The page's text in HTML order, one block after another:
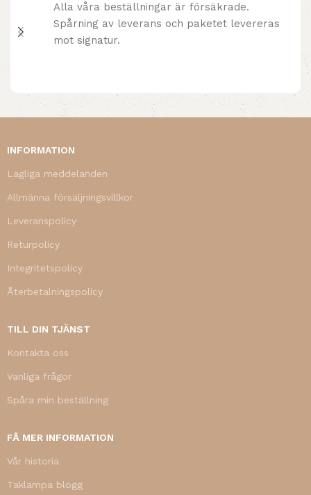
Alla våra beställningar är försäkrade.
Spårning av leverans och paketet levereras
mot signatur.
INFORMATION
Lagliga meddelanden
Allmänna försäljningsvillkor
Leveranspolicy
Returpolicy
Integritetspolicy
Återbetalningspolicy
TILL DIN TJÄNST
Kontakta oss
Vanliga frågor
Spåra min beställning
FÅ MER INFORMATION
Vår historia
Taklampa blogg